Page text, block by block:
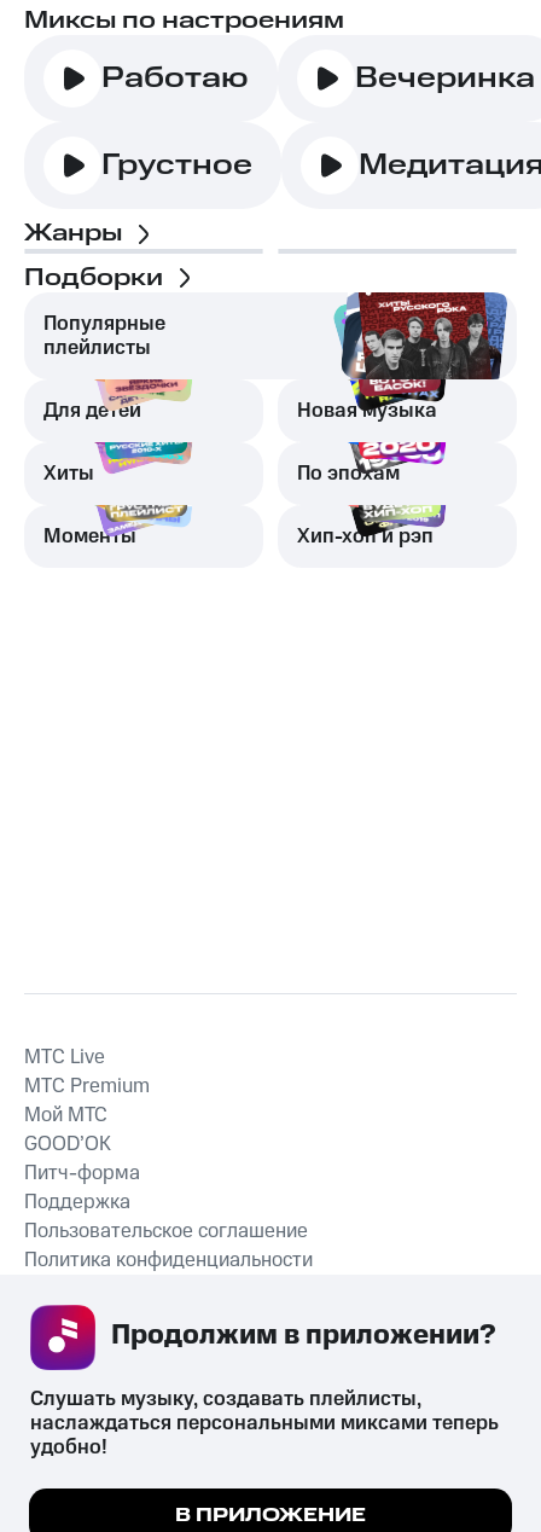
Миксы по настроениям
Работаю Вечеринка
Грустное
Жанры
Подборки
Популярные
плейлисты
Для детей Новая музыка
Хиты По эпохам
Моменты Хип-хоп и рэп
СКАЧАТЬ ПРИЛОЖЕНИЕ
MTС Live
MTС Premium
Мой МТС
GOOD’OK
Питч-форма
Поддержка
Пользовательское соглашение
Политика конфиденциальности
психотропных веществ, их аналогов причиняет вред здоровью,
их незаконный оборот запрещён и влечёт установленную
Мы используем куки, чтобы на сайте все
Слушать музыку, создавать плейлисты,
наслаждаться персональными миксами теперь
удобно!
В ПРИЛОЖЕНИЕ